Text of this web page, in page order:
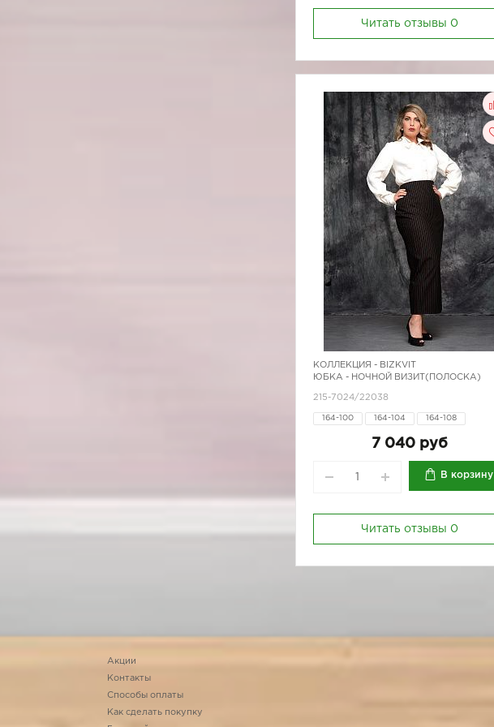
Читать отзывы 0
КОЛЛЕКЦИЯ - BIZKVIT
ЮБКА - НОЧНОЙ ВИЗИТ(ПОЛОСКА)
215-7024/22038
164-100 164-104 164-108
7 040 руб
В корзину
Читать отзывы 0
Акции
Контакты
Способы оплаты
Как сделать покупку